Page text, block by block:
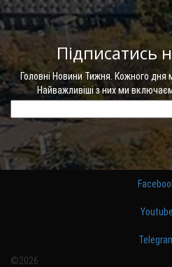
Підписатись
Головні Новини Тижня. Кожного дня
Найважливіші з них ми
Youtube
©2026